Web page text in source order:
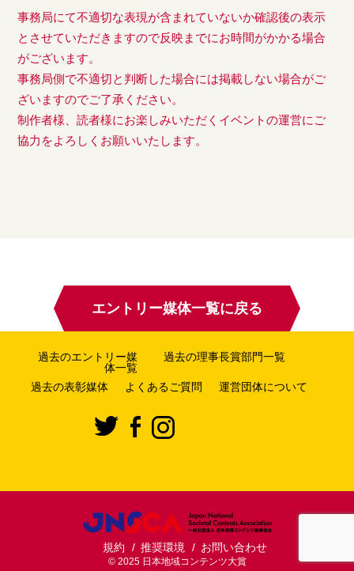
事務局にて不適切な表現が含まれていないか確認後の表示
とさせていただきますので反映までにお時間がかかる場合
がございます。
事務局側で不適切と判断した場合には掲載しない場合がご
ざいますのでご了承ください。
制作者様、読者様にお楽しみいただくイベントの運営にご
協力をよろしくお願いいたします。
エントリー媒体一覧に戻る
過去のエントリー媒
体一覧
過去の理事長賞部門一覧
過去の表彰媒体 よくあるご質問 運営団体について
規約 推奨環境 お問い合わせ
© 2025 日本地域コンテンツ大賞